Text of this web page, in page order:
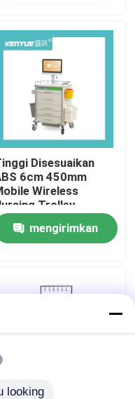
Disesuaikan
6cm 450mm
Wireless
Trolley
mengirimkan
looking